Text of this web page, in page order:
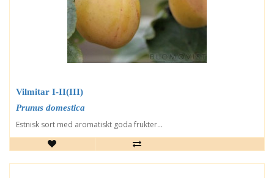
Vilmitar I-II(III)
Prunus domestica
Estnisk sort med aromatiskt goda frukter...